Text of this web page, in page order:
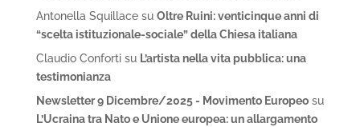
Antonella Squillacesu Oltre Ruini: venticinque anni di
“scelta istituzionale-sociale” della Chiesa italiana
Claudio Confortisu L’artista nella vita pubblica: una
testimonianza
Newsletter 9 Dicembre/2025 - Movimento Europeosu
L’Ucraina tra Nato e Unione europea: un allargamento